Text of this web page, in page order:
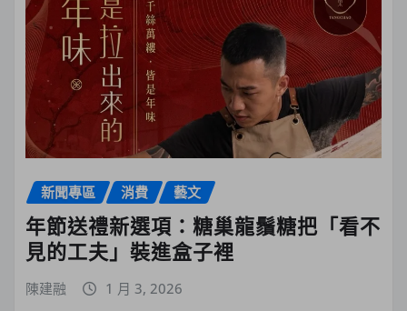
新聞專區 消費 藝文
年節送禮新選項：糖巢龍鬚糖把「看不
見的工夫」裝進盒子裡
陳建融 1 月 3, 2026